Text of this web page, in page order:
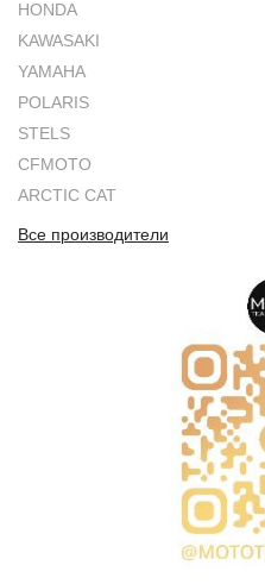
HONDA
KAWASAKI
YAMAHA
POLARIS
STELS
CFMOTO
ARCTIC CAT
Все производители